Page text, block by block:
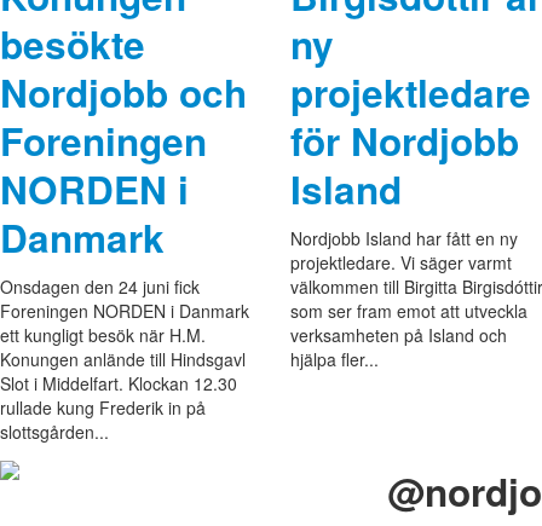
besökte
Nordjobb och
Foreningen
NORDEN i
Danmark
Onsdagen den 24 juni fick
Foreningen NORDEN i Danmark
ett kungligt besök när H.M.
Konungen anlände till Hindsgavl
Slot i Middelfart. Klockan 12.30
rullade kung Frederik in på
slottsgården...
ny
projektledare
för Nordjobb
Island
Nordjobb Island har fått en ny
projektledare. Vi säger varmt
välkommen till Birgitta
som ser fram emot att utveckla
verksamheten på Island och
hjälpa fler...